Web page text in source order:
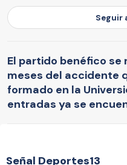
Seguir
El partido benéfico se
meses del accidente
formado en la
entradas ya se
Señal Deportes13